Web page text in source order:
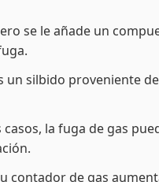
se le añade un
un silbido proveniente
casos, la fuga de gas
contador de gas